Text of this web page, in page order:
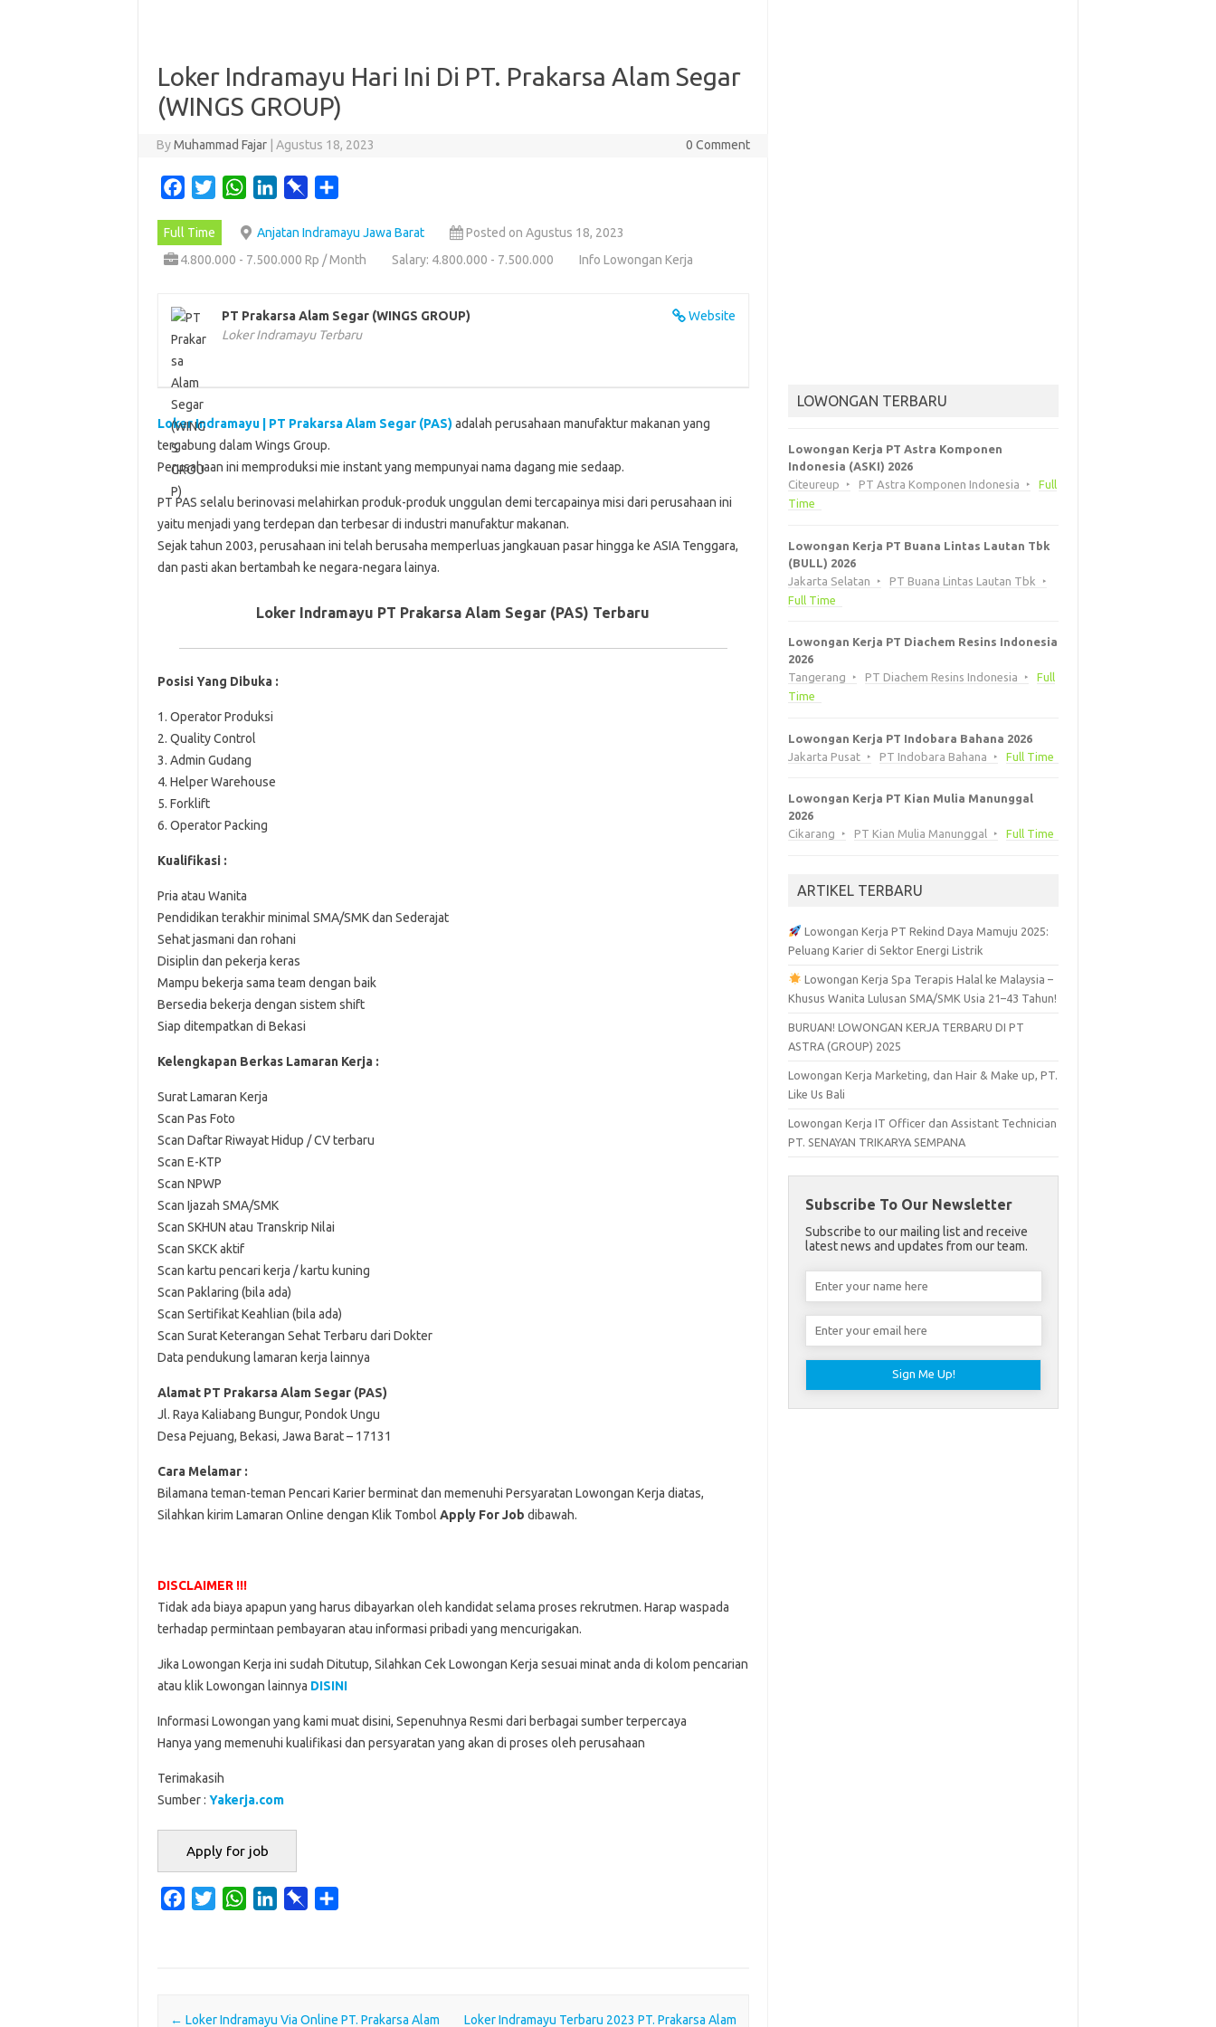
Loker Indramayu Hari Ini Di PT. Prakarsa Alam Segar
(WINGS GROUP)
ByMuhammad Fajar Agustus 18, 2023 0 Comment
c
e
t
W
a
t
p
n
k
I
n
b
r
a
r
Full Time Anjatan Indramayu Jawa Barat
Posted on Agustus 18, 2023
4.800.000 - 7.500.000 Rp / Month
Salary: 4.800.000 - 7.500.000 Info Lowongan Kerja
Website
PT Prakarsa Alam Segar (WINGS GROUP)
Loker Indramayu Terbaru
Loker Indramayu | PT Prakarsa Alam Segar (PAS)adalah perusahaan manufaktur makanan yang
tergabung dalam Wings Group.
Perusahaan ini memproduksi mie instant yang mempunyai nama dagang mie sedaap.
PT PAS selalu berinovasi melahirkan produk-produk unggulan demi tercapainya misi dari perusahaan ini
yaitu menjadi yang terdepan dan terbesar di industri manufaktur makanan.
Sejak tahun 2003, perusahaan ini telah berusaha memperluas jangkauan pasar hingga ke ASIA Tenggara,
dan pasti akan bertambah ke negara-negara lainya.
Loker Indramayu PT Prakarsa Alam Segar (PAS) Terbaru
Posisi Yang Dibuka :
1. Operator Produksi
2. Quality Control
3. Admin Gudang
4. Helper Warehouse
5. Forklift
6. Operator Packing
Kualifikasi :
Pria atau Wanita
Pendidikan terakhir minimal SMA/SMK dan Sederajat
Sehat jasmani dan rohani
Disiplin dan pekerja keras
Mampu bekerja sama team dengan baik
Bersedia bekerja dengan sistem shift
Siap ditempatkan di Bekasi
Kelengkapan Berkas Lamaran Kerja :
Surat Lamaran Kerja
Scan Pas Foto
Scan Daftar Riwayat Hidup / CV terbaru
Scan E-KTP
Scan NPWP
Scan Ijazah SMA/SMK
Scan SKHUN atau Transkrip Nilai
Scan SKCK aktif
Scan kartu pencari kerja / kartu kuning
Scan Paklaring (bila ada)
Scan Sertifikat Keahlian (bila ada)
Scan Surat Keterangan Sehat Terbaru dari Dokter
Data pendukung lamaran kerja lainnya
Alamat PT Prakarsa Alam Segar (PAS)
Jl. Raya Kaliabang Bungur, Pondok Ungu
Desa Pejuang, Bekasi, Jawa Barat – 17131
Cara Melamar :
Bilamana teman-teman Pencari Karier berminat dan memenuhi Persyaratan Lowongan Kerja diatas,
Silahkan kirim Lamaran Online dengan Klik Tombol Apply For Job dibawah.
DISCLAIMER !!!
Tidak ada biaya apapun yang harus dibayarkan oleh kandidat selama proses rekrutmen. Harap waspada
terhadap permintaan pembayaran atau informasi pribadi yang mencurigakan.
Jika Lowongan Kerja ini sudah Ditutup, Silahkan Cek Lowongan Kerja sesuai minat anda di kolom pencarian
atau klik Lowongan lainnya DISINI
Informasi Lowongan yang kami muat disini, Sepenuhnya Resmi dari berbagai sumber terpercaya
Hanya yang memenuhi kualifikasi dan persyaratan yang akan di proses oleh perusahaan
Terimakasih
Sumber : Yakerja.com
o
e
W
A
d
a
Post navigation
← Loker Indramayu Via Online PT. Prakarsa Alam Loker Indramayu Terbaru 2023 PT. Prakarsa Alam
LOWONGAN TERBARU
Lowongan Kerja PT Astra Komponen
Indonesia (ASKI) 2026
Citeureup
PT Astra Komponen Indonesia
Full
Time
Lowongan Kerja PT Buana Lintas Lautan Tbk
(BULL) 2026
Jakarta Selatan
PT Buana Lintas Lautan Tbk
Full Time
Lowongan Kerja PT Diachem Resins Indonesia
2026
Tangerang
PT Diachem Resins Indonesia
Full
Time
Lowongan Kerja PT Indobara Bahana 2026
Jakarta Pusat
PT Indobara Bahana Full Time
Lowongan Kerja PT Kian Mulia Manunggal
2026
Cikarang
PT Kian Mulia Manunggal Full Time
ARTIKEL TERBARU
Lowongan Kerja PT Rekind Daya Mamuju 2025:
Peluang Karier di Sektor Energi Listrik
Lowongan Kerja Spa Terapis Halal ke Malaysia –
Khusus Wanita Lulusan SMA/SMK Usia 21–43 Tahun!
BURUAN! LOWONGAN KERJA TERBARU DI PT
ASTRA (GROUP) 2025
Lowongan Kerja Marketing, dan Hair & Make up, PT.
Like Us Bali
Lowongan Kerja IT Officer dan Assistant Technician
PT. SENAYAN TRIKARYA SEMPANA
Subscribe To Our Newsletter
Subscribe to our mailing list and receive
latest news and updates from our team.